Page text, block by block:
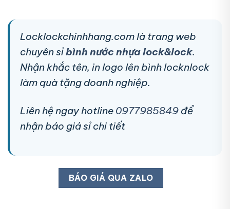
Locklockchinhhang.com là trang web
chuyên sỉbình nước nhựa lock&lock.
Nhận khắc tên, in logo lên bình locknlock
làm quà tặng doanh nghiệp.
Liên hệ ngay hotline 0977985849 để
nhận báo giá sỉ chi tiết
BÁO GIÁ QUA ZALO